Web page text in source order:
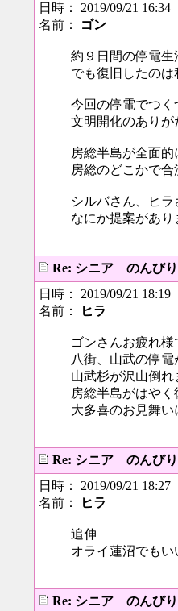
日時： 2019/09/21 16:34
名前：
ゴン
約９日間の停電生
でも復旧したのは
今回の停電でつく
文明開化のありが
房総半島が全面的
房総のどこかで合
シルバさん、ヒ
なにか提案があ
Re: シニア のんび
日時： 2019/09/21 18:19
名前：
ヒラ
ゴンさんお疲れ様
八街、山武の停
山武杉が沢山倒れ
房総半島がはやく
大多喜のお見舞
Re: シニア のんび
日時： 2019/09/21 18:27
名前：
ヒラ
追伸
オライ蓮沼でも
Re: シニア のんび